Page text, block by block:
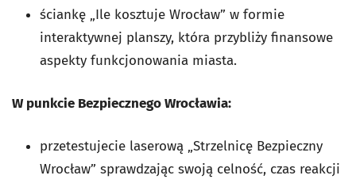
ściankę „Ile kosztuje Wrocław” w formie
interaktywnej planszy, która przybliży finansowe
aspekty funkcjonowania miasta.
W punkcie Bezpiecznego Wrocławia:
przetestujecie laserową „Strzelnicę Bezpieczny
Wrocław” sprawdzając swoją celność, czas reakcji